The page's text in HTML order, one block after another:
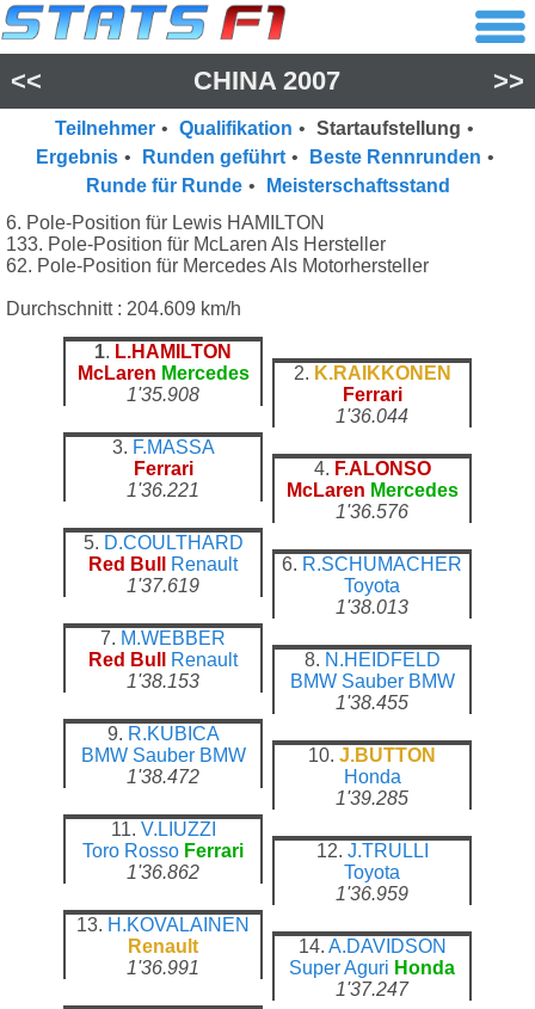
<< CHINA 2007 >>
Teilnehmer • Qualifikation • Startaufstellung •
Ergebnis • Runden geführt • Beste Rennrunden •
Runde für Runde •
Meisterschaftsstand
6. Pole-Position für Lewis HAMILTON
133. Pole-Position für McLaren Als Hersteller
62. Pole-Position für Mercedes Als Motorhersteller
Durchschnitt : 204.609 km/h
1. L.HAMILTON
McLaren Mercedes
1'35.908
2. K.RAIKKONEN
Ferrari
1'36.044
3. F.MASSA
Ferrari
1'36.221
4. F.ALONSO
McLaren Mercedes
1'36.576
5. D.COULTHARD
Red Bull
Renault
1'37.619
6. R.SCHUMACHER
Toyota
1'38.013
7. M.WEBBER
Red Bull
Renault
1'38.153
8. N.HEIDFELD
BMW Sauber BMW
1'38.455
9. R.KUBICA
BMW Sauber BMW
1'38.472
10. J.BUTTON
Honda
1'39.285
11. V.LIUZZI
Toro Rosso Ferrari
1'36.862
12. J.TRULLI
Toyota
1'36.959
13. H.KOVALAINEN
Renault
1'36.991
14. A.DAVIDSON
Super Aguri Honda
1'37.247